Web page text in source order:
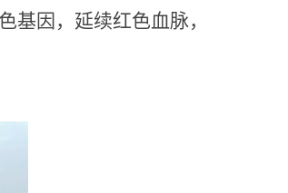
基因，延续红色血脉，